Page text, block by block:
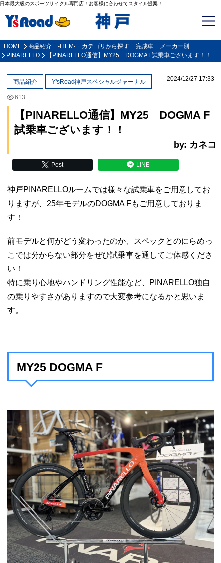
日本最大級のスポーツサイクル専門店！お客様に合わせてスタイル提案！
HOME 商品紹介 -ITEM- カテゴリから探す 完成車
メーカー別
PINARELLO
【PINARELLO通信】MY25 DOGMA F試乗車ございます！！
2024/12/27 17:33
613
商品紹介 Y'sRoad神戸スペシャルジャーナル
【PINARELLO通信】MY25 DOGMA F
試乗車ございます！！
by: カネコ
Post LINE
神戸PINARELLOルームでは様々な試乗車をご用意してお
りますが、25年モデルのDOGMA Fもご用意しておりま
す！
前モデルと何がどう変わったのか、スペックとのにらめっ
こでは分からない部分をぜひ試乗車を通してご体感くださ
い！
特に乗り心地やハンドリング性能など、PINARELLO独自
の乗りやすさがありますので大変参考になるかと思いま
す。
MY25 DOGMA F